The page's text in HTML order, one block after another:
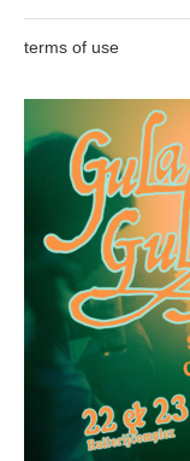
terms of use